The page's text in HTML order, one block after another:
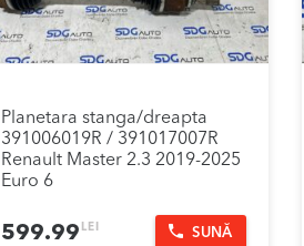
Planetara stanga/dreapta
391006019R / 391017007R
Renault Master 2.3 2019-2025
Euro 6
599.99 LEI SUNĂ